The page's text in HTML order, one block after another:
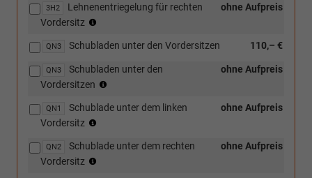
Heckflügeltüren
asymmetrisch
geteilt)
3H2 ohne Aufpreis
Lehnenentriegelung für rechten
Vordersitz
Verbindung
[ZWY]
Abwahl
ergoComfort
QN3 110,– €
Schubladen unter den Vordersitzen
QN3 ohne Aufpreis
Schubladen unter den
Vordersitzen
Verbindung
Abwahl
QN1 ohne Aufpreis
Schublade unter dem linken
Vordersitz
Verbindung
QN2 ohne Aufpreis
Schublade unter dem rechten
Vordersitz